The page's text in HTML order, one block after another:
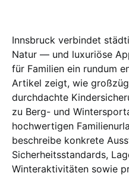
Innsbruck verbindet
Natur — und luxuriöse
für Familien ein rundum
Artikel zeigt, wie
durchdachte
zu Berg- und
hochwertigen
beschreibe konkrete
Sicherheitsstandards,
Winteraktivitäten sowie